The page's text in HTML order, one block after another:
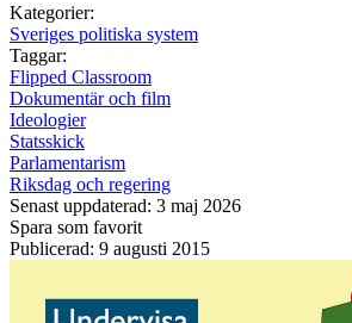
Kategorier:
Sveriges politiska system
Taggar:
Flipped Classroom
Dokumentär och film
Ideologier
Statsskick
Parlamentarism
Riksdag och regering
Senast uppdaterad: 3 maj 2026
Spara som favorit
Publicerad: 9 augusti 2015